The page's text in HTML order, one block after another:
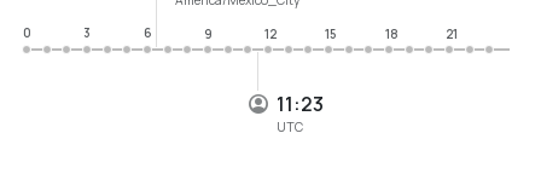
11:23
UTC
0
3 6 9 12 15 18 21